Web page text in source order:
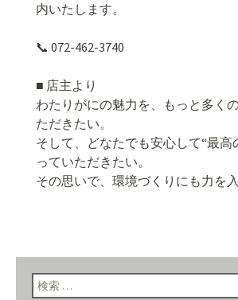
内いたします。
📞 072-462-3740
■ 店主より
わたりがにの魅力を、もっと多く
ただきたい。
そして、どなたでも安心して“最高
っていただきたい。
その思いで、環境づくりにも力を
検索: